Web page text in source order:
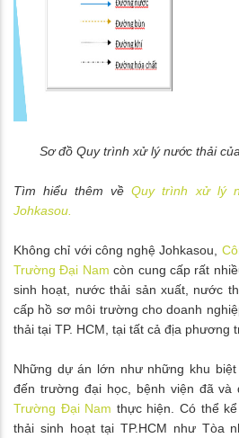
Sơ đồ Quy trình xử lý nước thải
Tìm hiểu thêm vềQuy trình xử lý
Johkasou.
Không chỉ với công nghệ Johkasou,
Trường Đại Nam còn cung cấp rất
sinh hoạt, nước thải sản xuất, nước
cấp hồ sơ môi trường cho doanh
thải tại TP. HCM, tại tất cả địa phương
Những dự án lớn như những khu
đến trường đại học, bệnh viện đã
Trường Đại Nam thực hiện. Có thể
thải sinh hoạt tại TP.HCM như Tòa